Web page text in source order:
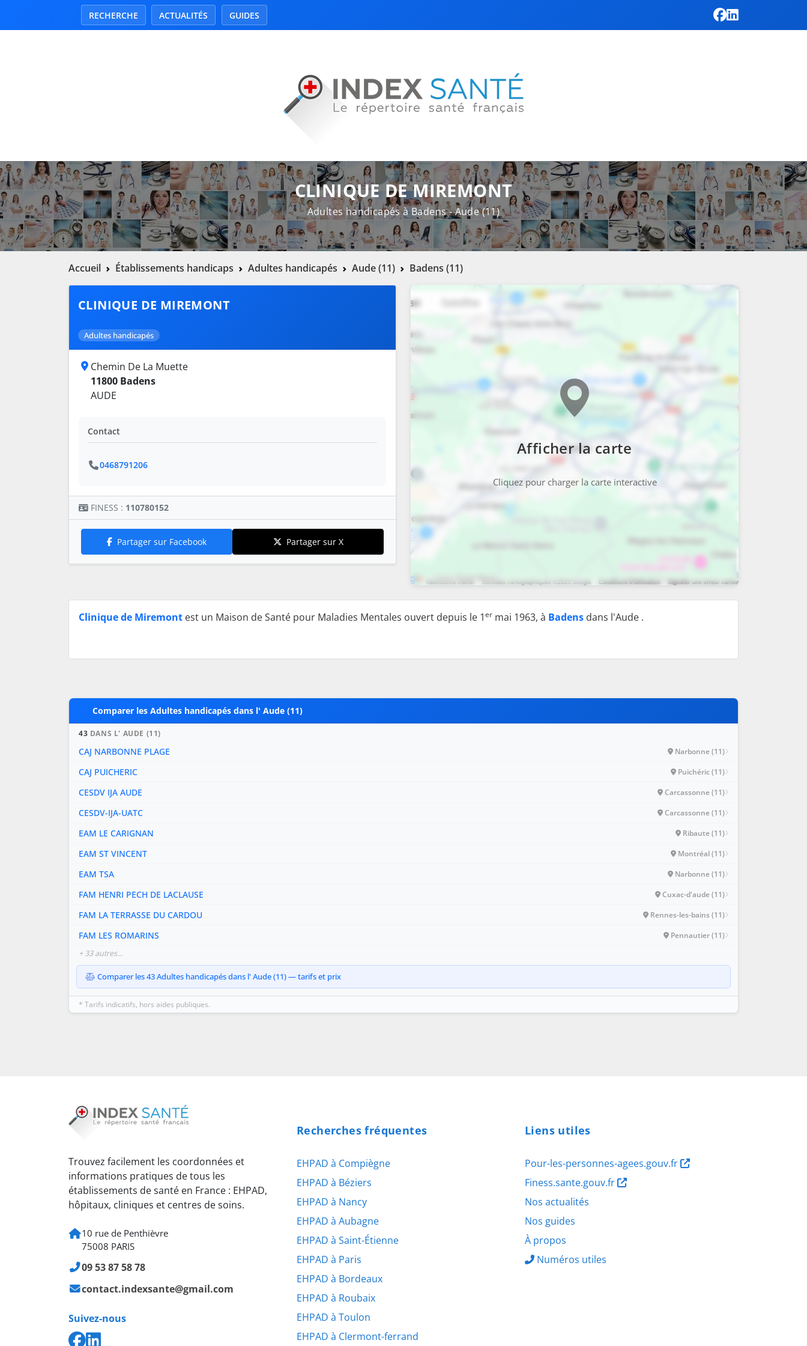
RECHERCHE ACTUALITÉS GUIDES
CLINIQUE DE MIREMONT
Adultes handicapés à Badens - Aude (11)
Accueil Établissements handicaps Adultes handicapés Aude (11) Badens (11)
Afficher la carte
Cliquez pour charger la carte interactive
CLINIQUE DE MIREMONT
Adultes handicapés
Chemin De La Muette
11800 Badens
AUDE
Contact
0468791206
FINESS : 110780152
Partager sur Facebook Partager sur X
Clinique de Miremont est un Maison de Santé pour Maladies Mentales ouvert depuis le 1er mai 1963, à Badens dans l'Aude .
Comparer les Adultes handicapés dans l' Aude (11)
43 DANS L' AUDE (11)
CAJ NARBONNE PLAGE Narbonne (11)
CAJ PUICHERIC Puichéric (11)
CESDV IJA AUDE Carcassonne (11)
CESDV-IJA-UATC Carcassonne (11)
EAM LE CARIGNAN Ribaute (11)
EAM ST VINCENT Montréal (11)
EAM TSA Narbonne (11)
FAM HENRI PECH DE LACLAUSE Cuxac-d'aude (11)
FAM LA TERRASSE DU CARDOU Rennes-les-bains (11)
FAM LES ROMARINS
Pennautier (11)
+ 33 autres…
Comparer les 43 Adultes handicapés dans l' Aude (11) — tarifs et prix
* Tarifs indicatifs, hors aides publiques.
Trouvez facilement les coordonnées et
informations pratiques de tous les
établissements de santé en France : EHPAD,
hôpitaux, cliniques et centres de soins.
10 rue de Penthièvre
75008 PARIS
09 53 87 58 78
contact.indexsante@gmail.com
Suivez-nous
Recherches fréquentes
EHPAD à Compiègne
EHPAD à Béziers
EHPAD à Nancy
EHPAD à Aubagne
EHPAD à Saint-Étienne
EHPAD à Paris
EHPAD à Bordeaux
EHPAD à Roubaix
EHPAD à Toulon
EHPAD à Clermont-ferrand
Liens utiles
Pour-les-personnes-agees.gouv.fr
Finess.sante.gouv.fr
Nos actualités
Nos guides
À propos
Numéros utiles